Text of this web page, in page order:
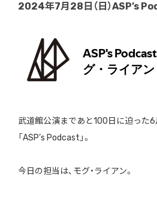
2024年7月28日（日）ASP’s
武道館公演まであと100日に迫った
「ASP’s Podcast」。
今日の担当は、モグ・ライアン。